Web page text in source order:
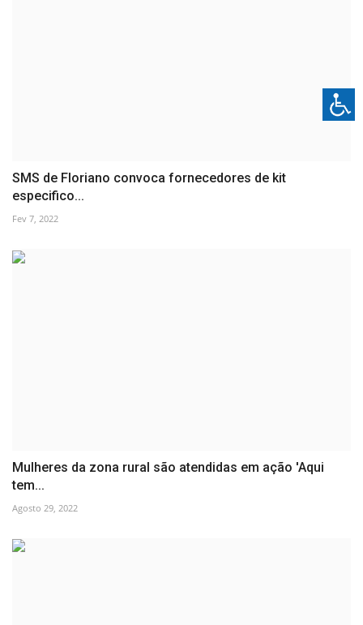
SMS de Floriano convoca fornecedores de kit
especifico...
Fev 7, 2022
Mulheres da zona rural são atendidas em ação 'Aqui
tem...
Agosto 29, 2022